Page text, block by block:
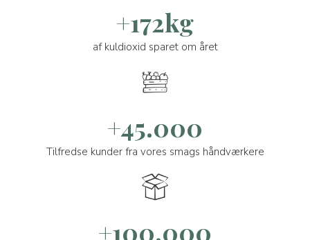
+172kg
af kuldioxid sparet om året
+45.000
Tilfredse kunder fra vores smags håndværkere
+100.000